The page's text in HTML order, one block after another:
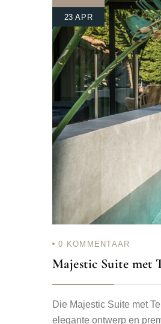
23 APR
0 KOMMENTAAR
Majestic Suite met
Die Majestic Suite met
elegante ontwerp en